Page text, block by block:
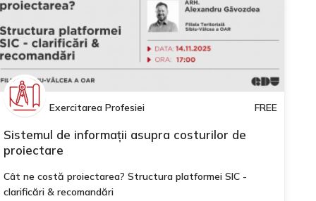
Exercitarea Profesiei FREE
Sistemul de informații asupra costurilor de
proiectare
Cât ne costă proiectarea? Structura platformei SIC -
clarificări & recomandări